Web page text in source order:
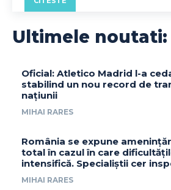
Ultimele noutati:
Oficial: Atletico Madrid l-a
stabilind un nou record de
națiunii
MIHAI RARES
România se expune
total în cazul în care
intensifică. Specialiștii cer
MIHAI RARES